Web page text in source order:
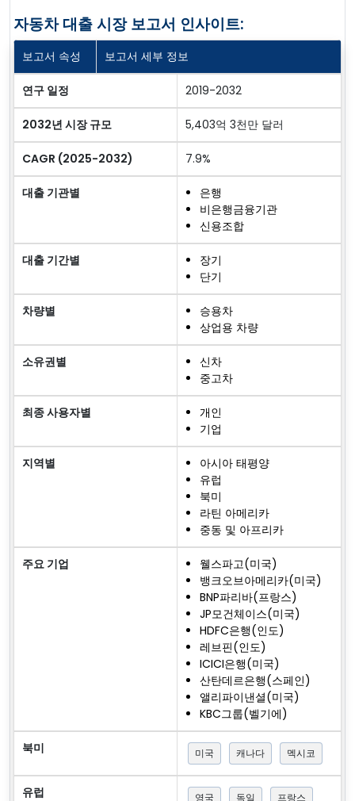
자동차 대출 시장 보고서 인사이트:
보고서 속성 보고서 세부 정보
연구 일정 2019-2032
2032년 시장 규모 5,403억 3천만 달러
CAGR (2025-2032) 7.9%
대출 기관별
은행
비은행금융기관
신용조합
대출 기간별
장기
단기
차량별
승용차
상업용 차량
소유권별
신차
중고차
최종 사용자별
개인
기업
지역별
아시아 태평양
유럽
북미
라틴 아메리카
중동 및 아프리카
주요 기업
웰스파고(미국)
뱅크오브아메리카(미국)
BNP파리바(프랑스)
JP모건체이스(미국)
HDFC은행(인도)
레브핀(인도)
ICICI은행(미국)
산탄데르은행(스페인)
앨리파이낸셜(미국)
KBC그룹(벨기에)
북미 미국 캐나다 멕시코
유럽 영국 독일 프랑스